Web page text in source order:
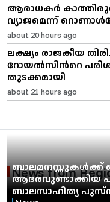
ആരാധകർ
വ്യാജമെന്ന്
about 20 hours ago
ലക്ഷ്യം രാജകീയ
റോയൽസിന്‍റെ
തുടക്കമായി
about 21 hours ago
News from
ബാലമനസ്സുകൾക്ക്
ആദരവുണ്ടാക്കിയ
ബാലസാഹിത്യ